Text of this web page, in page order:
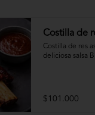
Costilla de
Costilla de res
deliciosa salsa
$101.000